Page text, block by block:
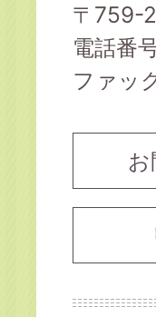
〒759-
電話番
ファッ